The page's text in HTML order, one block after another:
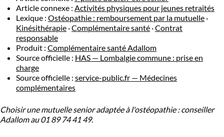
Article connexe : Activités physiques pour jeunes retraités
Lexique : Ostéopathie : remboursement par la mutuelle ·
Kinésithérapie ·Complémentaire santé ·Contrat
responsable
Produit : Complémentaire santé Adallom
Source officielle : HAS — Lombalgie commune : prise en
charge
Source officielle : service-public.fr — Médecines
complémentaires
Choisir une mutuelle senior adaptée à l'ostéopathie : conseiller
Adallom au 01 89 74 41 49.